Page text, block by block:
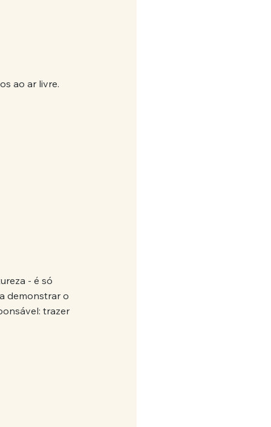
ao ar livre.
- é só
demonstrar o
trazer